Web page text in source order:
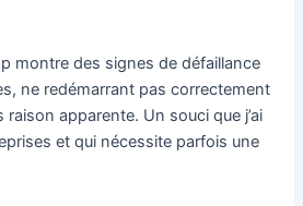
montre des signes de défaillance
ne redémarrant pas correctement
apparente. Un souci que j’ai
et qui nécessite parfois une